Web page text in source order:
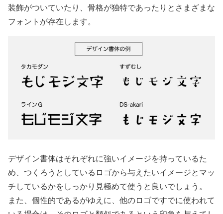
装飾がついていたり、骨格が独特であったりとさまざまな
フォントが存在します。
デザイン書体はそれぞれに強いイメージを持っているた
め、つくろうとしているロゴから与えたいイメージとマッ
チしているかをしっかり見極めて使うと良いでしょう。
また、個性的であるがゆえに、他のロゴですでに使われて